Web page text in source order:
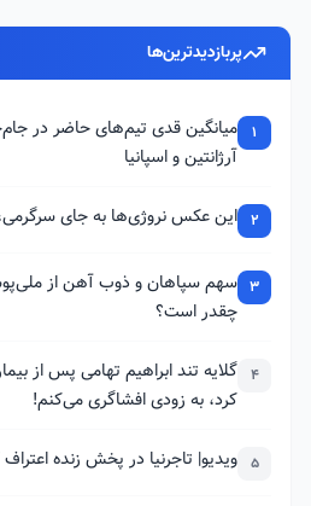
پربازدیدترین‌ها
1
میانگین قدی تیم‌های حاضر در
آرژانتین و اسپانیا
2 این عکس نروژی‌ها به جای
3 سهم سپاهان و ذوب آهن از
چقدر است؟
4 گلایه تند ابراهیم تهامی پس از
کرد، به زودی افشاگری می‌کنم!
5 ویدیو| تاجرنیا در پخش زنده اعتراف